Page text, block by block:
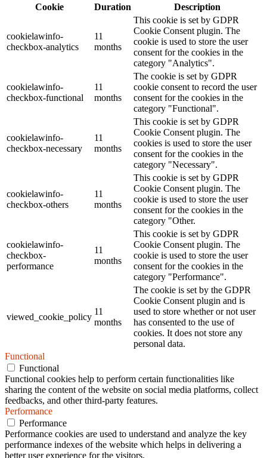
Cookie
Duration Description
cookielawinfo-
checkbox-analytics
11
months
This cookie is set by GDPR
Cookie Consent plugin. The
cookie is used to store the user
consent for the cookies in the
category "Analytics".
cookielawinfo-
checkbox-functional
11
months
The cookie is set by GDPR
cookie consent to record the user
consent for the cookies in the
category "Functional".
cookielawinfo-
checkbox-necessary
11
months
This cookie is set by GDPR
Cookie Consent plugin. The
cookies is used to store the user
consent for the cookies in the
category "Necessary".
cookielawinfo-
checkbox-others
11
months
This cookie is set by GDPR
Cookie Consent plugin. The
cookie is used to store the user
consent for the cookies in the
category "Other.
cookielawinfo-
checkbox-
performance
11
months
This cookie is set by GDPR
Cookie Consent plugin. The
cookie is used to store the user
consent for the cookies in the
category "Performance".
viewed_cookie_policy
11
months
The cookie is set by the GDPR
Cookie Consent plugin and is
used to store whether or not user
has consented to the use of
cookies. It does not store any
personal data.
Functional
Functional
Functional cookies help to perform certain functionalities like
sharing the content of the website on social media platforms, collect
feedbacks, and other third-party features.
Performance
Performance
Performance cookies are used to understand and analyze the key
performance indexes of the website which helps in delivering a
better user experience for the visitors.